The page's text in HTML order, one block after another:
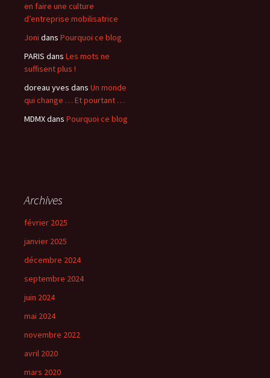
en faire une culture
d’entreprise mobilisatrice
Joni dans Pourquoi ce blog
PARIS dans Les mots ne
suffisent plus !
doreau yves dans Un monde
qui change … Et pourtant …
MDMXdans Pourquoi ce blog
Archives
février 2025
janvier 2025
décembre 2024
septembre 2024
juin 2024
mai 2024
novembre 2022
avril 2020
mars 2020